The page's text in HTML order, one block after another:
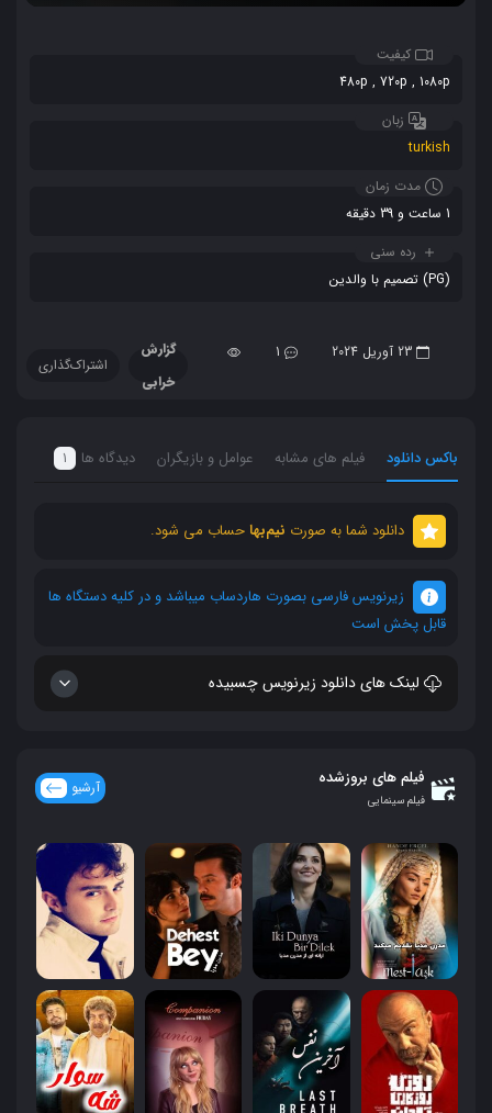
کیفیت
480p , 720p , 1080p
زبان
turkish
مدت زمان
1 ساعت و 39 دقیقه
رده سنی
(PG) تصمیم با والدین
23 آوریل 2024 1
گزارش
خرابی
اشتراک‌گذاری
باکس دانلود فیلم های مشابه عوامل و بازیگران دیدگاه ها 1
دانلود شما به صورت نیم‌بها حساب می شود.
زیرنویس فارسی بصورت هاردساب میباشد و در کلیه دستگاه ها
قابل پخش است
لینک های دانلود زیرنویس چسبیده
فیلم های بروزشده
فیلم سینمایی
آرشیو